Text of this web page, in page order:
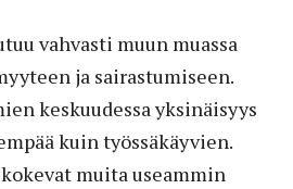
vahvasti muun muassa
ja sairastumiseen.
keskuudessa yksinäisyys
kuin työssäkäyvien.
muita useammin